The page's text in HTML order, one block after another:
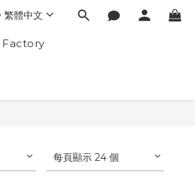
Factory
繁體中文
每頁顯示 24 個